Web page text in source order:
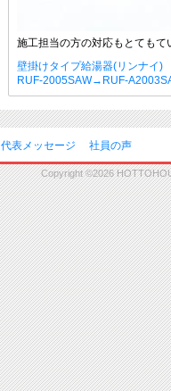
施工担当の方の対応もとても
壁掛けタイプ給湯器(リンナイ)
RUF-2005SAW→RUF-
代表メッセージ 社員の声
Copyright ©2026